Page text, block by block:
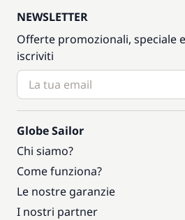
NEWSLETTER
Offerte promozionali, speciale
iscriviti
Globe Sailor
Chi siamo?
Come funziona?
Le nostre garanzie
I nostri partner